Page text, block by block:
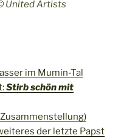
United Artists
im Mumin-Tal
Stirb schön mit
der letzte Papst